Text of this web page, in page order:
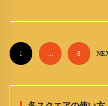
P
o
1 … 8